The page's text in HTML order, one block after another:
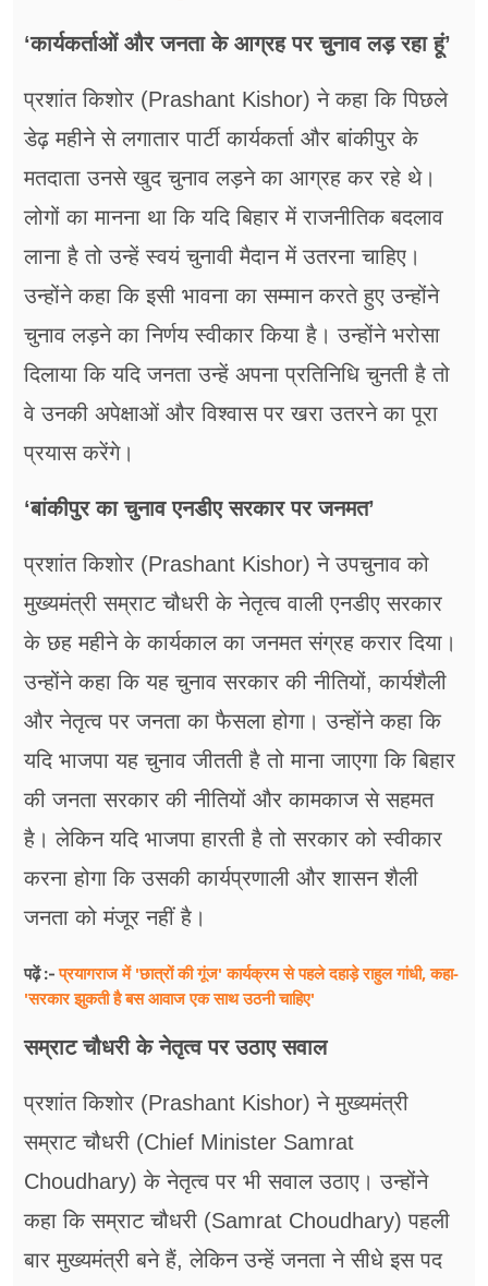
‘कार्यकर्ताओं और जनता के आग्रह पर चुनाव लड़ रहा हूं’
प्रशांत किशोर (Prashant Kishor) ने कहा कि पिछले
डेढ़ महीने से लगातार पार्टी कार्यकर्ता और बांकीपुर के
मतदाता उनसे खुद चुनाव लड़ने का आग्रह कर रहे थे।
लोगों का मानना था कि यदि बिहार में राजनीतिक बदलाव
लाना है तो उन्हें स्वयं चुनावी मैदान में उतरना चाहिए।
उन्होंने कहा कि इसी भावना का सम्मान करते हुए उन्होंने
चुनाव लड़ने का निर्णय स्वीकार किया है। उन्होंने भरोसा
दिलाया कि यदि जनता उन्हें अपना प्रतिनिधि चुनती है तो
वे उनकी अपेक्षाओं और विश्वास पर खरा उतरने का पूरा
प्रयास करेंगे।
‘बांकीपुर का चुनाव एनडीए सरकार पर जनमत’
प्रशांत किशोर (Prashant Kishor) ने उपचुनाव को
मुख्यमंत्री सम्राट चौधरी के नेतृत्व वाली एनडीए सरकार
के छह महीने के कार्यकाल का जनमत संग्रह करार दिया।
उन्होंने कहा कि यह चुनाव सरकार की नीतियों, कार्यशैली
और नेतृत्व पर जनता का फैसला होगा। उन्होंने कहा कि
यदि भाजपा यह चुनाव जीतती है तो माना जाएगा कि बिहार
की जनता सरकार की नीतियों और कामकाज से सहमत
है। लेकिन यदि भाजपा हारती है तो सरकार को स्वीकार
करना होगा कि उसकी कार्यप्रणाली और शासन शैली
जनता को मंजूर नहीं है।
पढ़ें :-प्रयागराज में 'छात्रों की गूंज' कार्यक्रम से पहले दहाड़े राहुल गांधी, कहा-
'सरकार झुकती है बस आवाज एक साथ उठनी चाहिए'
सम्राट चौधरी के नेतृत्व पर उठाए सवाल
प्रशांत किशोर (Prashant Kishor) ने मुख्यमंत्री
सम्राट चौधरी (Chief Minister Samrat
Choudhary) के नेतृत्व पर भी सवाल उठाए। उन्होंने
कहा कि सम्राट चौधरी (Samrat Choudhary) पहली
बार मुख्यमंत्री बने हैं, लेकिन उन्हें जनता ने सीधे इस पद